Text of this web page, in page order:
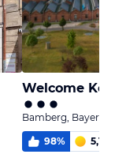
Welcome
Bamberg, Bayern
98% 5,1